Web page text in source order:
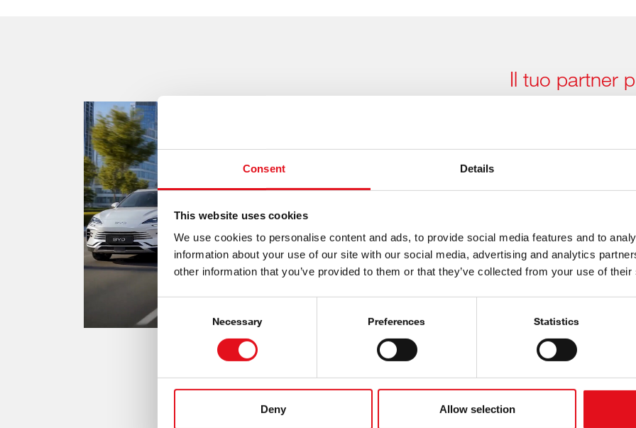
Consent Details
This website uses cookies
We use cookies to personalise content and ads, to provide social media features and to
information about your use of our site with our social media, advertising and analytics
other information that you’ve provided to them or that they’ve collected from your use of
Necessary Preferences Statistics
Deny Allow selection
Il tuo partner
cambia
I produttori cinesi di
gamma in rapida crescita
coprendo i modelli e le
gamma aiuta officine e
Scopri ora